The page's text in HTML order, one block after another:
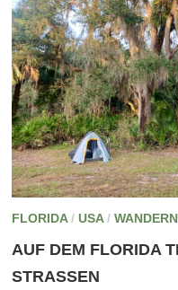
FLORIDA/ USA/ WANDERN
AUF DEM FLORIDA
STRASSEN